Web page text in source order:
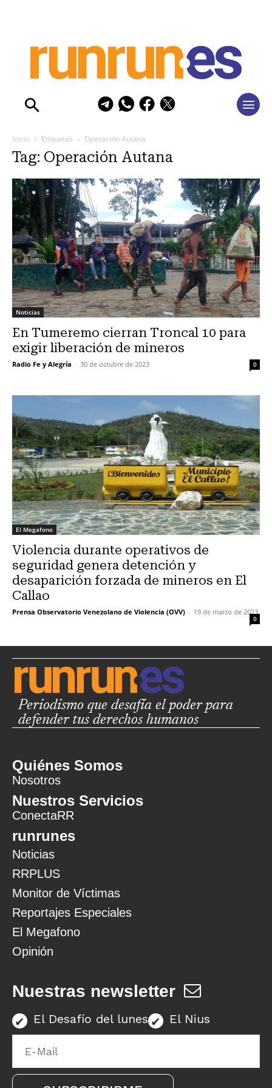
Inicio Etiquetas Operación Autana
Tag: Operación Autana
Noticias
En Tumeremo cierran Troncal 10 para
exigir liberación de mineros
Radio Fe y Alegría - 30 de octubre de 2023 0
El Megafono
Violencia durante operativos de
seguridad genera detención y
desaparición forzada de mineros en El
Callao
Prensa Observatorio Venezolano de Violencia (OVV) - 19 de marzo de 2023
0
Periodismo que desafía el poder para
defender tus derechos humanos
Quiénes Somos
Nosotros
Nuestros Servicios
ConectaRR
runrunes
Noticias
RRPLUS
Monitor de Víctimas
Reportajes Especiales
El Megafono
Opinión
Nuestras newsletter
El Desafío del lunes El Nius